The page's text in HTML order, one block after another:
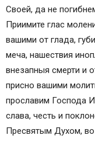
Своей, да не
Приимите глас
вашими от глада,
меча, нашествия
внезапныя смерти и
присно вашими
прославим Господа
слава, честь и
Пресвятым Духом,